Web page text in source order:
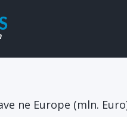
ne Europe (mln.